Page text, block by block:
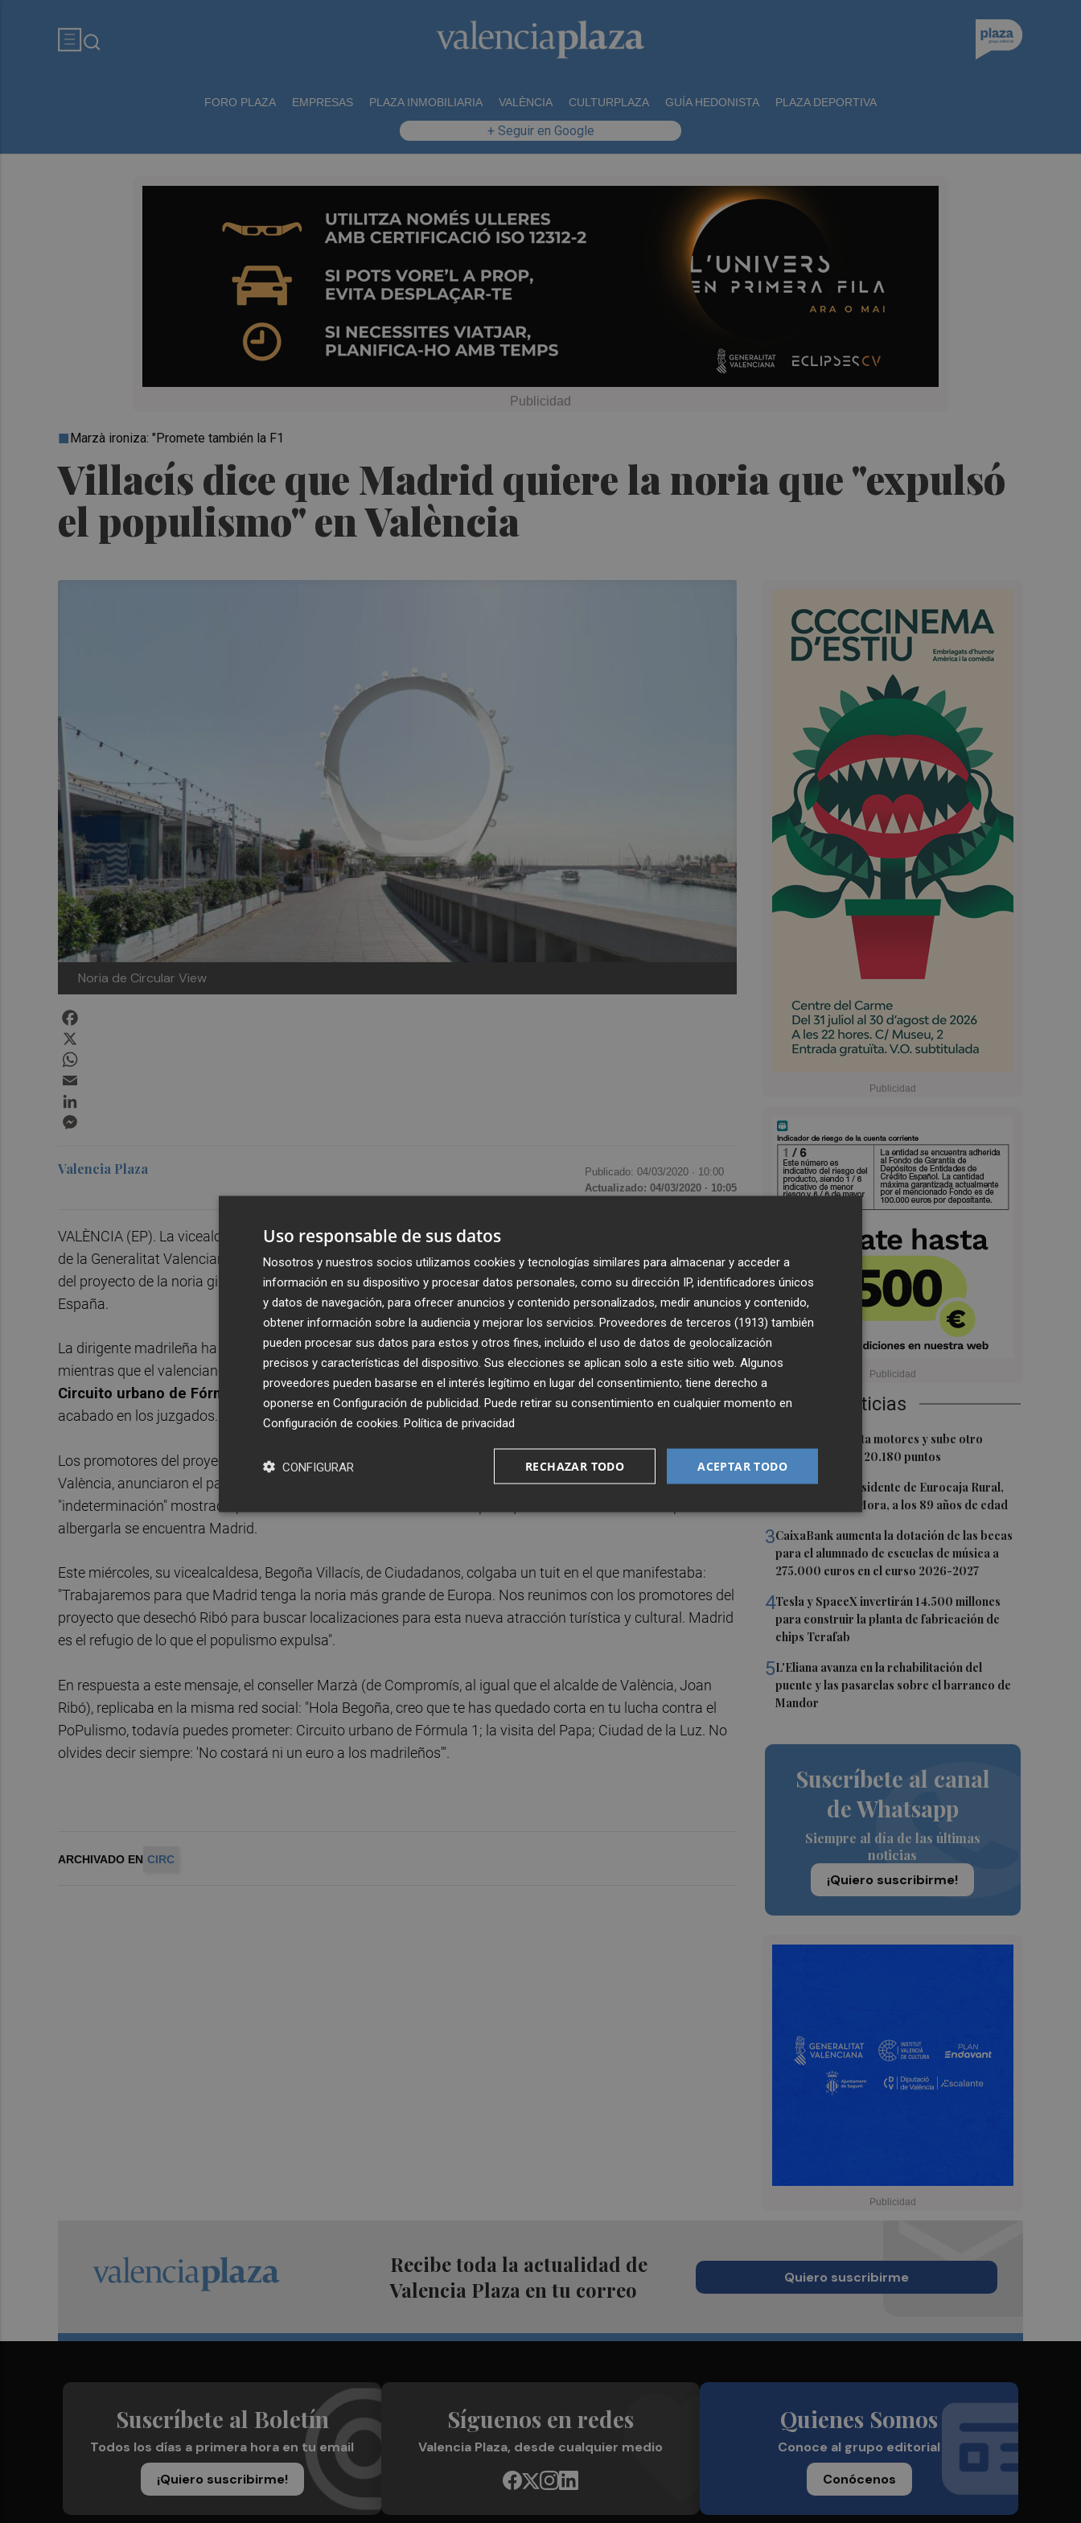
FORO PLAZA EMPRESAS PLAZA INMOBILIARIA VALÈNCIA CULTURPLAZA GUÍA HEDONISTA PLAZA DEPORTIVA
+ Seguir en Google
Villacís dice que Madrid quiere la noria que "expulsó
el populismo" en València
Marzà ironiza: "Promete también la F1
Noria de Circular View
Últimas Noticias
El Ibex 35 aprieta motores y sube otro
0,62%, hasta los 20.180 puntos
2Fallece el expresidente de Eurocaja Rural,
Andrés Gómez Mora, a los 89 años de edad
3CaixaBank aumenta la dotación de las becas
para el alumnado de escuelas de música a
275.000 euros en el curso 2026-2027
4Tesla y SpaceX invertirán 14.500 millones
para construir la planta de fabricación de
chips Terafab
5L'Eliana avanza en la rehabilitación del
puente y las pasarelas sobre el barranco de
Mandor
Suscríbete al canal
de Whatsapp
Siempre al día de las últimas
noticias
¡Quiero suscribirme!
Valencia Plaza Publicado: 04/03/2020 · 10:00
Actualizado: 04/03/2020 · 10:05
VALÈNCIA (EP). La vicealcaldesa de Madrid,Begoña Villacís, y el conseller de Educación, Cultura y Deporte
de la Generalitat Valenciana,
Vicent Marzà, protagonizan en Twitter un intercambio de mensajes a cuenta
del proyecto de la noria gigante que se descartó para València y que ahora puede instalarse en la capital de
España.
La dirigente madrileña ha considerado que esta iniciativa se fue de València "expulsada por el populismo",
mientras que el valenciano ironiza y la anima a que prometa también otros grandes eventos, "como el
Circuito urbano de Fórmula 1 o la visita del Papa
", proyectos del anterior gobierno del PP que han
acabado en los juzgados.
Los promotores del proyecto 'L'Ull de València', la noria gigante que inicialmente estaba proyectada en
València, anunciaron el pasado mes de febrero que desistían de instalarla ante la "falta de compromiso" e
"indeterminación" mostrada por las autoridades. Entre otros municipios que han mostrado interés por
albergarla se encuentra Madrid.
Este miércoles, su vicealcaldesa, Begoña Villacís, de Ciudadanos, colgaba un tuit en el que manifestaba:
"Trabajaremos para que Madrid tenga la noria más grande de Europa. Nos reunimos con los promotores del
proyecto que desechó Ribó para buscar localizaciones para esta nueva atracción turística y cultural. Madrid
es el refugio de lo que el populismo expulsa".
En respuesta a este mensaje, el conseller Marzà (de Compromís, al igual que el alcalde de València, Joan
Ribó), replicaba en la misma red social: "Hola Begoña, creo que te has quedado corta en tu lucha contra el
PoPulismo, todavía puedes prometer: Circuito urbano de Fórmula 1; la visita del Papa; Ciudad de la Luz. No
olvides decir siempre: 'No costará ni un euro a los madrileños'".
ARCHIVADO EN CIRC
Recibe toda la actualidad de
Valencia Plaza en tu correo
Quiero suscribirme
Suscríbete al Boletín
Todos los días a primera hora en tu email
¡Quiero suscribirme!
Síguenos en redes
Valencia Plaza, desde cualquier medio
Quienes Somos
Conoce al grupo editorial
Conócenos
Uso responsable de sus datos
Nosotros y nuestros socios utilizamos cookies y tecnologías similares para almacenar y acceder a
información en su dispositivo y procesar datos personales, como su dirección IP, identificadores únicos
y datos de navegación, para ofrecer anuncios y contenido personalizados, medir anuncios y contenido,
obtener información sobre la audiencia y mejorar los servicios. Proveedores de terceros (1913) también
pueden procesar sus datos para estos y otros fines, incluido el uso de datos de geolocalización
precisos y características del dispositivo. Sus elecciones se aplican solo a este sitio web. Algunos
proveedores pueden basarse en el interés legítimo en lugar del consentimiento; tiene derecho a
oponerse en Configuración de publicidad . Puede retirar su consentimiento en cualquier momento en
Configuración de cookies Política de privacidad
ACEPTAR TODO
RECHAZAR TODO
CONFIGURAR